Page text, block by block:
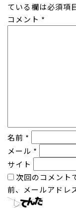
ている欄は必須項
コメント *
名前 *
メール *
サイト
次回のコメント
前、メールアドレ